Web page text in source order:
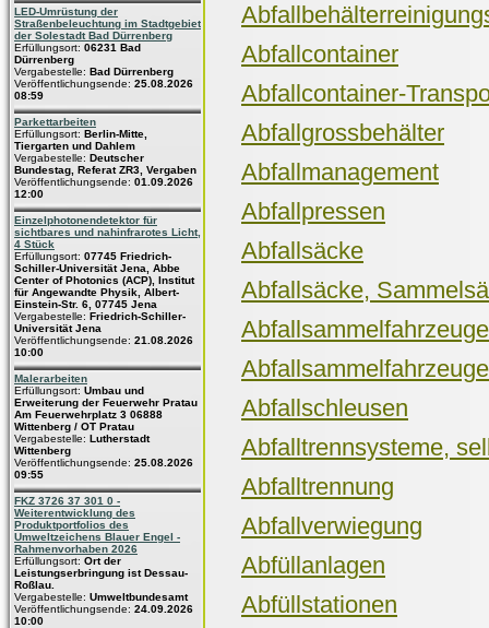
LED-Umrüstung der
Straßenbeleuchtung im Stadtgebiet
der Solestadt Bad Dürrenberg
Erfüllungsort: 06231 Bad
Dürrenberg
Vergabestelle: Bad Dürrenberg
Veröffentlichungsende: 25.08.2026
08:59
Parkettarbeiten
Erfüllungsort: Berlin-Mitte,
Tiergarten und Dahlem
Vergabestelle: Deutscher
Bundestag, Referat ZR3, Vergaben
Veröffentlichungsende: 01.09.2026
12:00
Einzelphotonendetektor für
sichtbares und nahinfrarotes Licht,
4 Stück
Erfüllungsort: 07745 Friedrich-
Schiller-Universität Jena, Abbe
Center of Photonics (ACP), Institut
für Angewandte Physik, Albert-
Einstein-Str. 6, 07745 Jena
Vergabestelle: Friedrich-Schiller-
Universität Jena
Veröffentlichungsende: 21.08.2026
10:00
Malerarbeiten
Erfüllungsort: Umbau und
Erweiterung der Feuerwehr Pratau
Am Feuerwehrplatz 3 06888
Wittenberg / OT Pratau
Vergabestelle: Lutherstadt
Wittenberg
Veröffentlichungsende: 25.08.2026
09:55
FKZ 3726 37 301 0 -
Weiterentwicklung des
Produktportfolios des
Umweltzeichens Blauer Engel -
Rahmenvorhaben 2026
Erfüllungsort: Ort der
Leistungserbringung ist Dessau-
Roßlau.
Vergabestelle: Umweltbundesamt
Veröffentlichungsende: 24.09.2026
10:00
Abfallcontainer
Abfallcontainer-
Abfallgrossbehälter
Abfallmanagement
Abfallpressen
Abfallsäcke
Abfallsäcke,
Abfallsammelfahrzeuge
Abfallschleusen
Abfalltrennsysteme,
Abfalltrennung
Abfallverwiegung
Abfüllanlagen
Abfüllstationen